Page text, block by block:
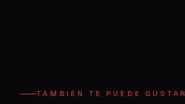
TAMBIÉN TE PUEDE GUSTAR